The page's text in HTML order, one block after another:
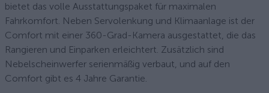
bietet das volle Ausstattungspaket für maximalen
Fahrkomfort. Neben Servolenkung und Klimaanlage ist der
Comfort mit einer 360-Grad-Kamera ausgestattet, die das
Rangieren und Einparken erleichtert. Zusätzlich sind
Nebelscheinwerfer serienmäßig verbaut, und auf den
Comfort gibt es 4 Jahre Garantie.